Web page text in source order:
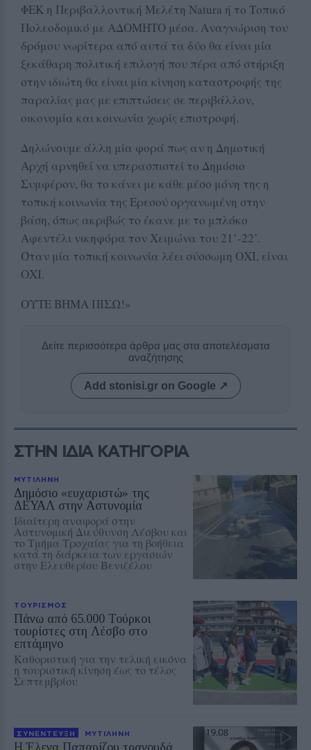
ΦΕΚ η Περιβαλλοντική Μελέτη Natura ή το Τοπικό
Πολεοδομικό με ΑΔΟΜΗΤΟ μέσα. Αναγνώριση του
δρόμου νωρίτερα από αυτά τα δύο θα είναι μία
ξεκάθαρη πολιτική επιλογή που πέρα από στήριξη
στην ιδιώτη θα είναι μία κίνηση καταστροφής της
παραλίας μας με επιπτώσεις σε περιβάλλον,
οικονομία και κοινωνία χωρίς επιστροφή.
Δηλώνουμε άλλη μία φορά πως αν η Δημοτική
Αρχή αρνηθεί να υπερασπιστεί το Δημόσιο
Συμφέρον, θα το κάνει με κάθε μέσο μόνη της η
τοπική κοινωνία της Ερεσού οργανωμένη στην
βάση, όπως ακριβώς το έκανε με το μπλόκο
Αφεντέλι νικηφόρα τον Χειμώνα του 21’-22’.
Όταν μία τοπική κοινωνία λέει σύσσωμη ΟΧΙ, είναι
ΟΧΙ.
ΟΥΤΕ ΒΗΜΑ ΠΙΣΩ!»
Δείτε περισσότερα άρθρα μας στα αποτελέσματα
αναζήτησης
Add stonisi.gr on Google ↗
ΣΤΗΝ ΙΔΙΑ ΚΑΤΗΓΟΡΙΑ
ΜΥΤΙΛΗΝΗ
Δημόσιο «ευχαριστώ» της
ΔΕΥΑΛ στην Αστυνομία
Ιδιαίτερη αναφορά στην
Αστυνομική Διεύθυνση Λέσβου και
το Τμήμα Τροχαίας για τη βοήθεια
κατά τη διάρκεια των εργασιών
στην Ελευθερίου Βενιζέλου
ΤΟΥΡΙΣΜΟΣ
Πάνω από 65.000 Τούρκοι
τουρίστες στη Λέσβο στο
επτάμηνο
Καθοριστική για την τελική εικόνα
η τουριστική κίνηση έως το τέλος
Σεπτεμβρίου
ΣΥΝΕΝΤΕΥΞΗ ΜΥΤΙΛΗΝΗ
Η Έλενα Παπαρίζου τραγουδά